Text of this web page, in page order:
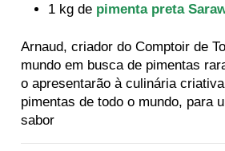
1 kg de pimenta preta
Arnaud, criador do Comptoir de
mundo em busca de pimentas
o apresentarão à culinária
pimentas de todo o mundo, para
sabor